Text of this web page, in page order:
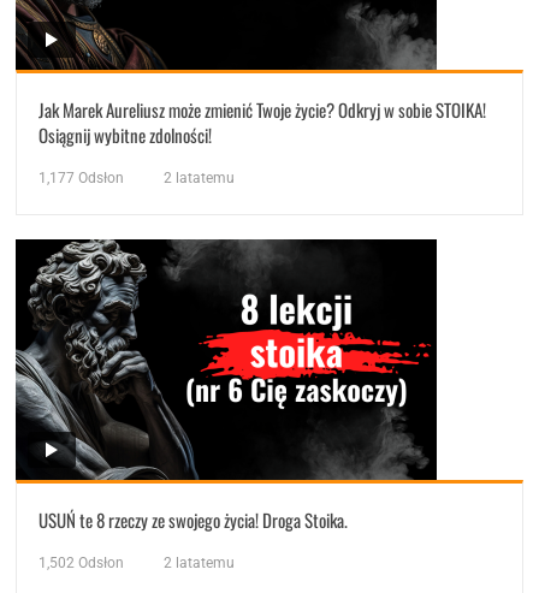
Jak Marek Aureliusz może zmienić Twoje życie? Odkryj w sobie STOIKA!
Osiągnij wybitne zdolności!
1,177 Odsłon 2 latatemu
USUŃ te 8 rzeczy ze swojego życia! Droga Stoika.
1,502 Odsłon 2 latatemu